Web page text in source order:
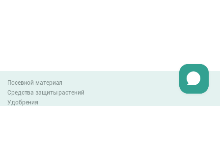
Посевной материал
Средства защиты растений
Удобрения